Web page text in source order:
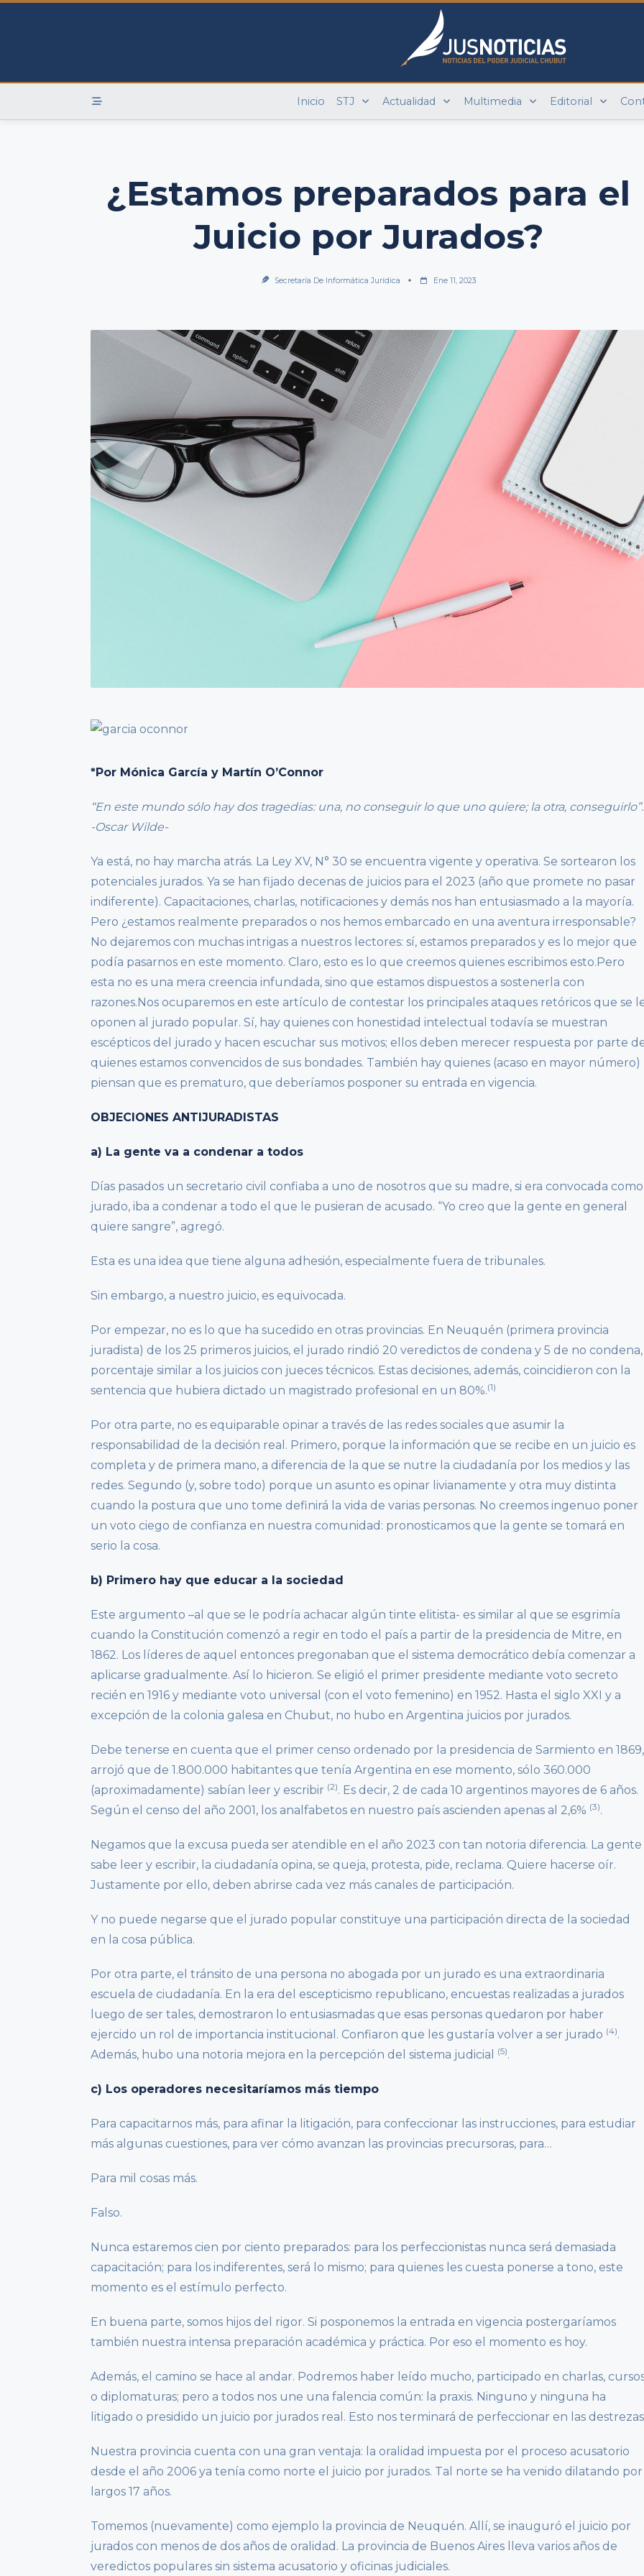
Skip
Inicio STJ Actualidad Multimedia Editorial
¿Estamos preparados para el
Juicio por Jurados?
Secretaría De Informática Jurídica Ene 11, 2023
*Por Mónica García y Martín O’Connor
“En este mundo sólo hay dos tragedias: una, no conseguir lo que uno quiere; la otra, conseguirlo”.
-Oscar Wilde-
Ya está, no hay marcha atrás. La Ley XV, N° 30 se encuentra vigente y operativa. Se sortearon los
potenciales jurados. Ya se han fijado decenas de juicios para el 2023 (año que promete no pasar
indiferente). Capacitaciones, charlas, notificaciones y demás nos han entusiasmado a la mayoría.
Pero ¿estamos realmente preparados o nos hemos embarcado en una aventura irresponsable?
No dejaremos con muchas intrigas a nuestros lectores: sí, estamos preparados y es lo mejor que
podía pasarnos en este momento. Claro, esto es lo que creemos quienes escribimos esto.Pero
esta no es una mera creencia infundada, sino que estamos dispuestos a sostenerla con
razones.Nos ocuparemos en este artículo de contestar los principales ataques retóricos que se
oponen al jurado popular. Sí, hay quienes con honestidad intelectual todavía se muestran
escépticos del jurado y hacen escuchar sus motivos; ellos deben merecer respuesta por parte
quienes estamos convencidos de sus bondades. También hay quienes (acaso en mayor número)
piensan que es prematuro, que deberíamos posponer su entrada en vigencia.
OBJECIONES ANTIJURADISTAS
a) La gente va a condenar a todos
Días pasados un secretario civil confiaba a uno de nosotros que su madre, si era convocada como
jurado, iba a condenar a todo el que le pusieran de acusado. “Yo creo que la gente en general
quiere sangre”, agregó.
Esta es una idea que tiene alguna adhesión, especialmente fuera de tribunales.
Sin embargo, a nuestro juicio, es equivocada.
Por empezar, no es lo que ha sucedido en otras provincias. En Neuquén (primera provincia
juradista) de los 25 primeros juicios, el jurado rindió 20 veredictos de condena y 5 de no condena,
porcentaje similar a los juicios con jueces técnicos. Estas decisiones, además, coincidieron con la
sentencia que hubiera dictado un magistrado profesional en un 80%.(1)
Por otra parte, no es equiparable opinar a través de las redes sociales que asumir la
responsabilidad de la decisión real. Primero, porque la información que se recibe en un juicio es
completa y de primera mano, a diferencia de la que se nutre la ciudadanía por los medios y las
redes. Segundo (y, sobre todo) porque un asunto es opinar livianamente y otra muy distinta
cuando la postura que uno tome definirá la vida de varias personas. No creemos ingenuo poner
un voto ciego de confianza en nuestra comunidad: pronosticamos que la gente se tomará en
serio la cosa.
b) Primero hay que educar a la sociedad
Este argumento –al que se le podría achacar algún tinte elitista- es similar al que se esgrimía
cuando la Constitución comenzó a regir en todo el país a partir de la presidencia de Mitre, en
1862. Los líderes de aquel entonces pregonaban que el sistema democrático debía comenzar a
aplicarse gradualmente. Así lo hicieron. Se eligió el primer presidente mediante voto secreto
recién en 1916 y mediante voto universal (con el voto femenino) en 1952. Hasta el siglo XXI y a
excepción de la colonia galesa en Chubut, no hubo en Argentina juicios por jurados.
Debe tenerse en cuenta que el primer censo ordenado por la presidencia de Sarmiento en 1869,
arrojó que de 1.800.000 habitantes que tenía Argentina en ese momento, sólo 360.000
(aproximadamente) sabían leer y escribir (2). Es decir, 2 de cada 10 argentinos mayores de 6 años.
Según el censo del año 2001, los analfabetos en nuestro país ascienden apenas al 2,6% (3).
Negamos que la excusa pueda ser atendible en el año 2023 con tan notoria diferencia. La gente
sabe leer y escribir, la ciudadanía opina, se queja, protesta, pide, reclama. Quiere hacerse oír.
Justamente por ello, deben abrirse cada vez más canales de participación.
Y no puede negarse que el jurado popular constituye una participación directa de la sociedad
en la cosa pública.
Por otra parte, el tránsito de una persona no abogada por un jurado es una extraordinaria
escuela de ciudadanía. En la era del escepticismo republicano, encuestas realizadas a jurados
luego de ser tales, demostraron lo entusiasmadas que esas personas quedaron por haber
ejercido un rol de importancia institucional. Confiaron que les gustaría volver a ser jurado (4).
Además, hubo una notoria mejora en la percepción del sistema judicial
(5).
c) Los operadores necesitaríamos más tiempo
Para capacitarnos más, para afinar la litigación, para confeccionar las instrucciones, para estudiar
más algunas cuestiones, para ver cómo avanzan las provincias precursoras, para…
Para mil cosas más.
Falso.
Nunca estaremos cien por ciento preparados: para los perfeccionistas nunca será demasiada
capacitación; para los indiferentes, será lo mismo; para quienes les cuesta ponerse a tono, este
momento es el estímulo perfecto.
En buena parte, somos hijos del rigor. Si posponemos la entrada en vigencia postergaríamos
también nuestra intensa preparación académica y práctica. Por eso el momento es hoy.
Además, el camino se hace al andar. Podremos haber leído mucho, participado en charlas,
o diplomaturas; pero a todos nos une una falencia común: la praxis. Ninguno y ninguna ha
litigado o presidido un juicio por jurados real. Esto nos terminará de perfeccionar en las
Nuestra provincia cuenta con una gran ventaja: la oralidad impuesta por el proceso acusatorio
desde el año 2006 ya tenía como norte el juicio por jurados. Tal norte se ha venido dilatando por
largos 17 años.
Tomemos (nuevamente) como ejemplo la provincia de Neuquén. Allí, se inauguró el juicio por
jurados con menos de dos años de oralidad. La provincia de Buenos Aires lleva varios años de
veredictos populares sin sistema acusatorio y oficinas judiciales.